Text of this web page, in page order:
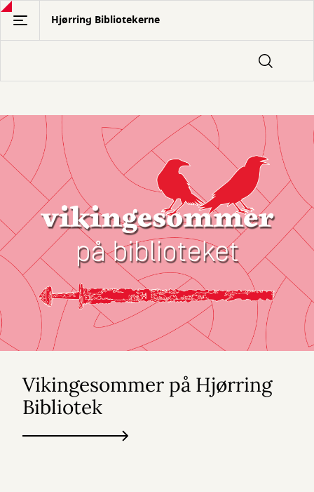
Gå
hovedindhold
Hjørring Bibliotekerne
Forside
Vikingesommer på Hjørring
Bibliotek